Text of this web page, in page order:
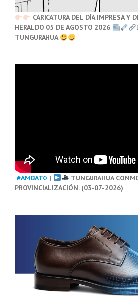
CARICATURA DEL DÍA IMPRESA Y
HERALDO 05 DE AGOSTO 2026
TUNGURAHUA
#AMBATO |
TUNGURAHUA
PROVINCIALIZACIÓN. (03-07-2026)